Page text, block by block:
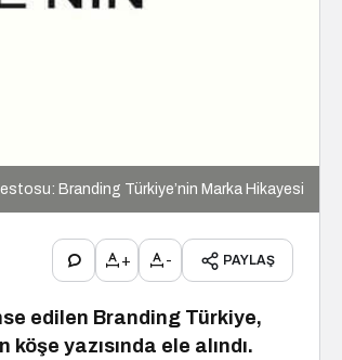
Branding Türkiye’nin Marka Hikayesi
+ - PAYLAŞ
edilen Branding Türkiye,
yazısında ele alındı.